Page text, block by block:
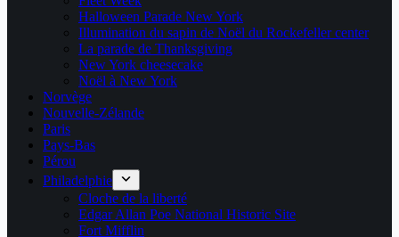
Halloween Parade New York
Illumination du sapin de Noël du Rockefeller center
La parade de Thanksgiving
New York cheesecake
Noël à New York
Norvège
Nouvelle-Zélande
Paris
Pays-Bas
Pérou
Philadelphie
Cloche de la liberté
Edgar Allan Poe National Historic Site
Fort Mifflin